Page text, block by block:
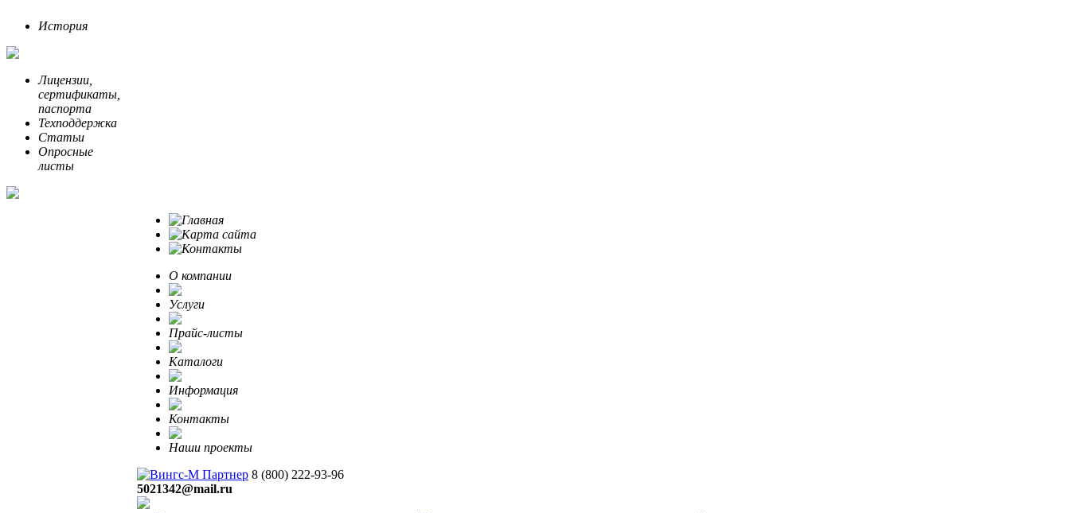
История
Лицензии,
сертификаты,
паспорта
Техподдержка
Статьи
Опросные
листы
О компании
Услуги
Прайс-листы
Каталоги
Информация
Контакты
Наши проекты
8 (800) 222-93-96
5021342@mail.ru